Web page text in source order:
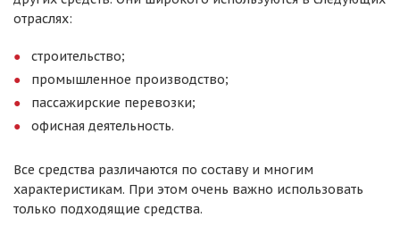
отраслях:
строительство;
промышленное производство;
пассажирские перевозки;
офисная деятельность.
Все средства различаются по составу и многим
характеристикам. При этом очень важно использовать
только подходящие средства.